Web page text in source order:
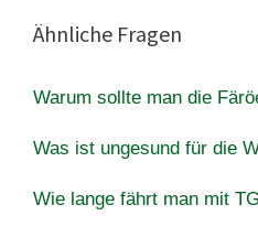
Ähnliche Fragen
Warum sollte man die
Was ist ungesund für die
Wie lange fährt man mit